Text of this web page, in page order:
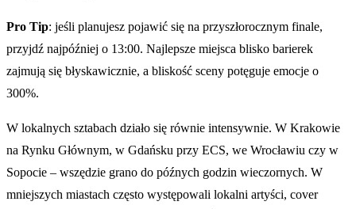
Pro Tip: jeśli planujesz pojawić się na przyszłorocznym finale,
przyjdź najpóźniej o 13:00. Najlepsze miejsca blisko barierek
zajmują się błyskawicznie, a bliskość sceny potęguje emocje o
300%.
W lokalnych sztabach działo się równie intensywnie. W Krakowie
na Rynku Głównym, w Gdańsku przy ECS, we Wrocławiu czy w
Sopocie – wszędzie grano do późnych godzin wieczornych. W
mniejszych miastach często występowali lokalni artyści, cover